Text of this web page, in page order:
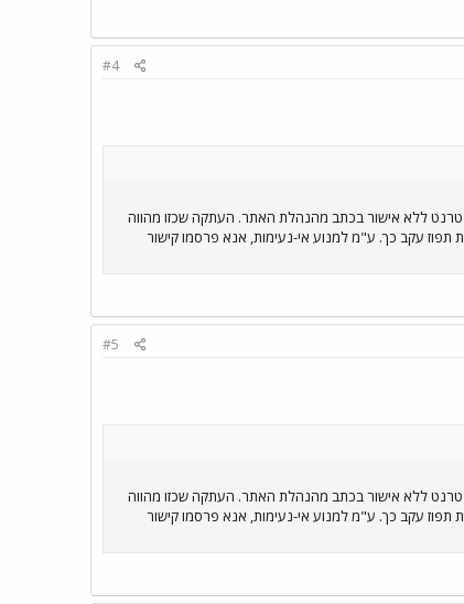
#4
ללא אישור בכתב מהנהלת האתר. העתקה שכזו מהווה
תפוז עקב כך. ע"מ למנוע אי-נעימות, אנא פרסמו קישור
#5
ללא אישור בכתב מהנהלת האתר. העתקה שכזו מהווה
תפוז עקב כך. ע"מ למנוע אי-נעימות, אנא פרסמו קישור